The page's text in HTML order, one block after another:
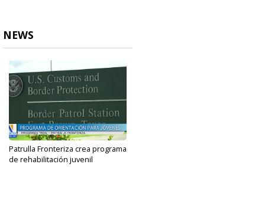
NEWS
Patrulla Fronteriza crea programa
de rehabilitación juvenil